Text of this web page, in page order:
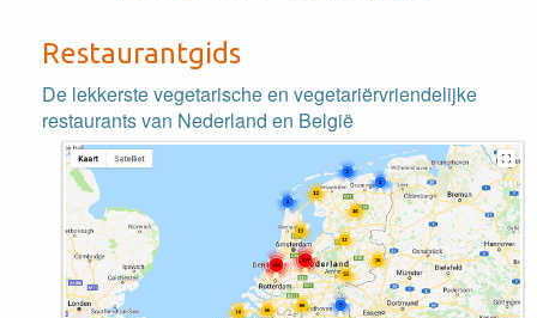
Restaurantgids
De lekkerste vegetarische en vegetariërvriendelijke
restaurants van Nederland en België